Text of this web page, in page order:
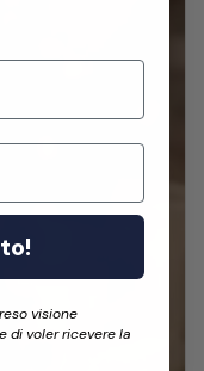
visione
e di voler ricevere la